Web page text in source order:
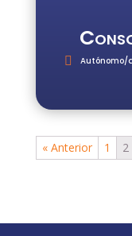
Autónomo/
« Anterior
1 2